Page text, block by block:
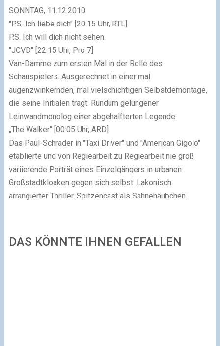
SONNTAG, 11.12.2010
"P.S. Ich liebe dich" [20:15 Uhr, RTL]
P.S. Ich will dich nicht sehen.
"JCVD" [22:15 Uhr, Pro 7]
Van-Damme zum ersten Mal in der Rolle des
Schauspielers. Ausgerechnet in einer mal
augenzwinkernden, mal vielschichtigen Selbstdemontage,
die seine Initialen trägt. Rundum gelungener
Leinwandmonolog einer abgehalfterten Legende.
„The Walker“[00:05 Uhr, ARD]
Das Paul-Schrader in "Taxi Driver" und "American Gigolo"
etablierte und von Regiearbeit zu Regiearbeit nie groß
variierende Porträt eines Einzelgängers in urbanen
Großstadtkloaken gegen sich selbst. Lakonisch
arrangierter Thriller. Spitzencast als Sahnehäubchen.
DAS KÖNNTE IHNEN GEFALLEN